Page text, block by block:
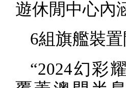
遊休閒中心內
6組旗艦裝
“2024幻彩